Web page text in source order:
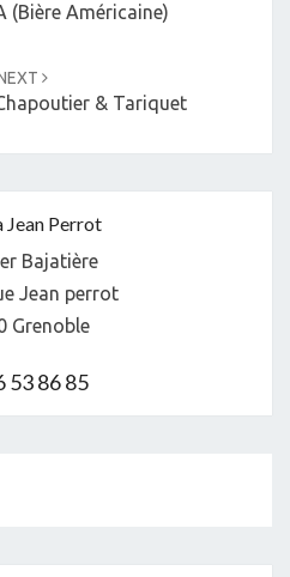
(Bière Américaine)
& Tariquet
Jean Perrot
Bajatière
Jean perrot
Grenoble
53 86 85